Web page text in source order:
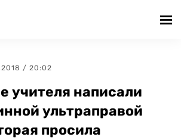
/ 20:02
учителя написали
ультраправой
просила